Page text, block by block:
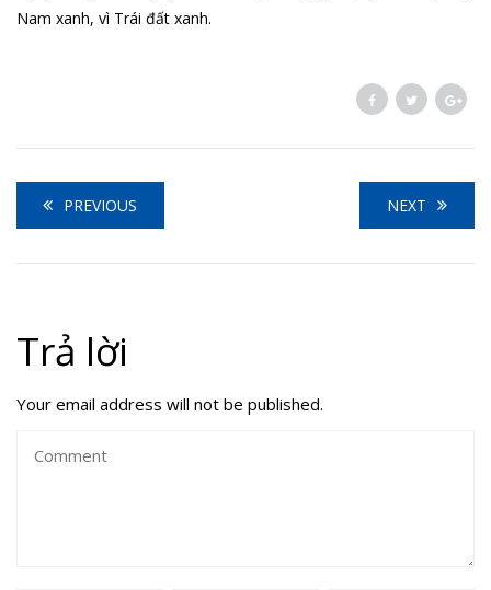
Nam xanh, vì Trái đất xanh.
PREVIOUS NEXT
Trả lời
Your email address will not be published.